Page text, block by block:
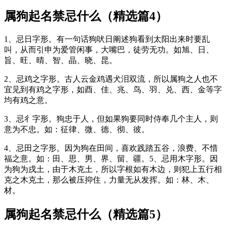
属狗起名禁忌什么（精选篇4）
1、忌日字形。有一句话狗吠日阐述狗看到太阳出来时要乱
叫，从而引申为爱管闲事，大嘴巴，徒劳无功。如旭、日、
旨、旺、晴、智、晶、晓、昆。
2、忌鸡之字形。古人云金鸡遇犬泪双流，所以属狗之人也不
宜见到有鸡之字形，如酉、佳、兆、鸟、羽、兑、西、金等字
均有鸡之意。
3、忌彳字形。狗忠于人，但如果狗要同时侍奉几个主人，则
意为不忠。如：征律、微、德、彻、彼。
4、忌田之字形。因为狗在田间，喜欢践踏五谷，浪费、不惜
福之意。如：田、思、男、界、留、疆。5、忌用木字形。因
为狗为戌土，由于木克土，所以字根如有木边，则犯上五行相
克之木克土，那么被压抑住，力量无从发挥。如：林、木、
材。
属狗起名禁忌什么（精选篇5）